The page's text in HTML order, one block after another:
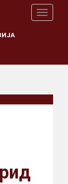
T
o
e
v
i